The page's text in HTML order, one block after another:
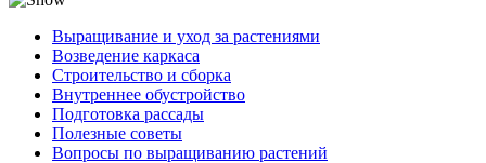
Выращивание и уход за растениями
Возведение каркаса
Строительство и сборка
Внутреннее обустройство
Подготовка рассады
Полезные советы
Вопросы по выращиванию растений